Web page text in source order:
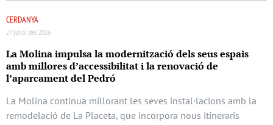
CERDANYA
27 juliol del 2026
La Molina impulsa la modernització dels seus espais
amb millores d’accessibilitat i la renovació de
l’aparcament del Pedró
La Molina continua millorant les seves instal·lacions amb la
remodelació de La Placeta, que incorpora nous itineraris